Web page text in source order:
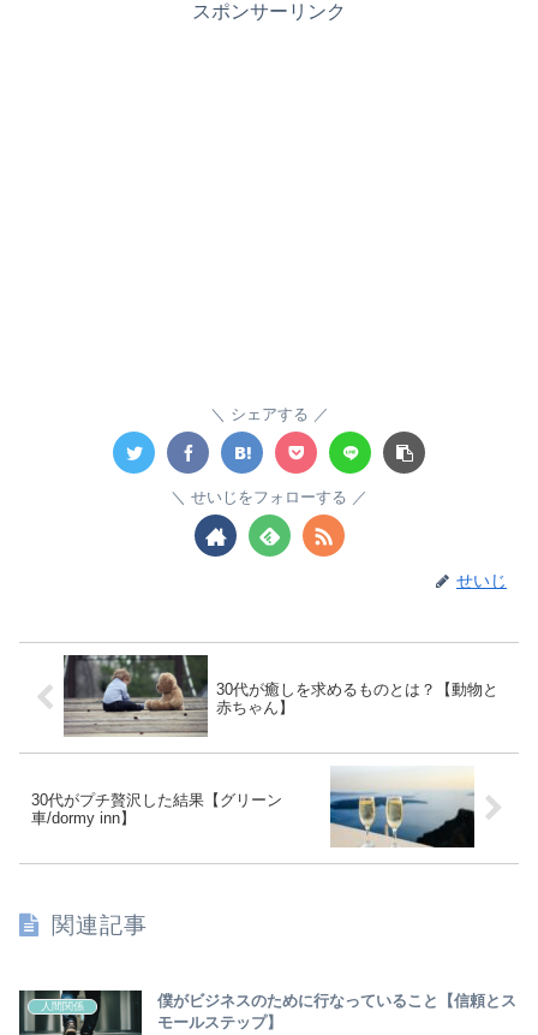
スポンサーリンク
シェアする
せいじをフォローする
せいじ
30代が癒しを求めるものとは？【動物と
赤ちゃん】
30代がプチ贅沢した結果【グリーン
車/dormy inn】
関連記事
人間関係
僕がビジネスのために行なっていること【信頼とス
モールステップ】